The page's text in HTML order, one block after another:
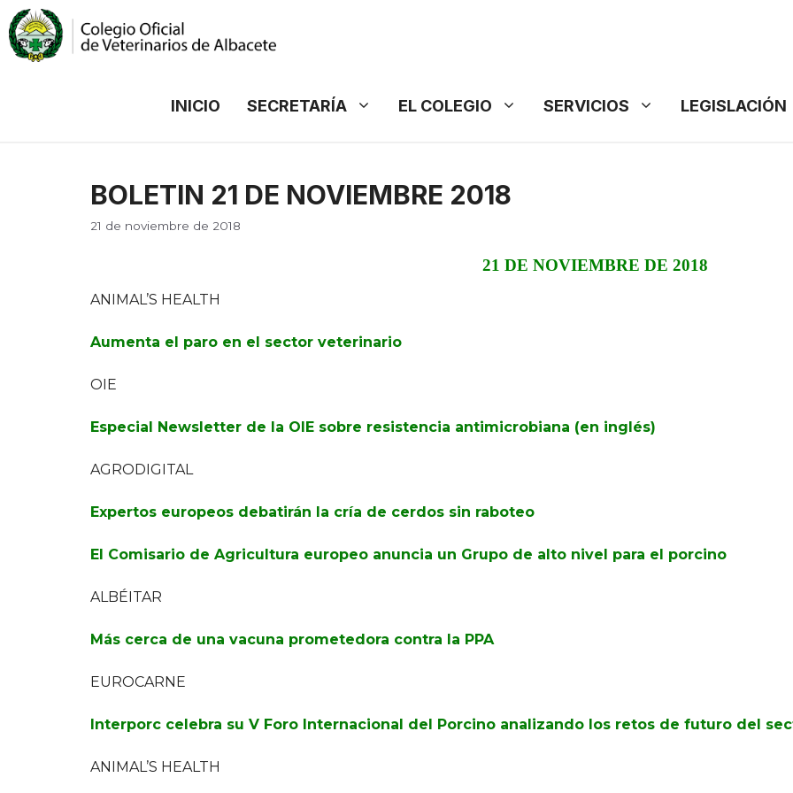
Saltar
al
contenido
INICIO SECRETARÍA EL COLEGIO SERVICIOS LEGISLACIÓN
BOLETIN 21 DE NOVIEMBRE 2018
21 de noviembre de 2018
21 DE NOVIEMBRE DE 2018
ANIMAL’S HEALTH
Aumenta el paro en el sector veterinario
OIE
Especial Newsletter de la OIE sobre resistencia antimicrobiana (en inglés)
AGRODIGITAL
Expertos europeos debatirán la cría de cerdos sin raboteo
El Comisario de Agricultura europeo anuncia un Grupo de alto nivel para el porcino
ALBÉITAR
Más cerca de una vacuna prometedora contra la PPA
EUROCARNE
Interporc celebra su V Foro Internacional del Porcino analizando los retos de futuro del
ANIMAL’S HEALTH